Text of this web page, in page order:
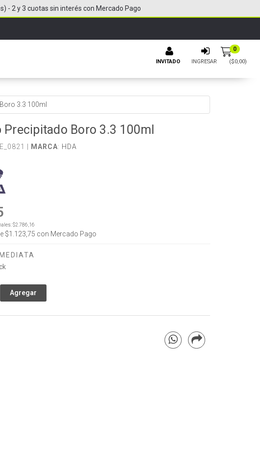
INVITADO INGRESAR
0
($0,00)
- 2 y 3 cuotas sin interés con Mercado Pago
3.3 100ml
Boro 3.3 100ml
| MARCA: HDA
$2.786,16
$1.123,75 con Mercado Pago